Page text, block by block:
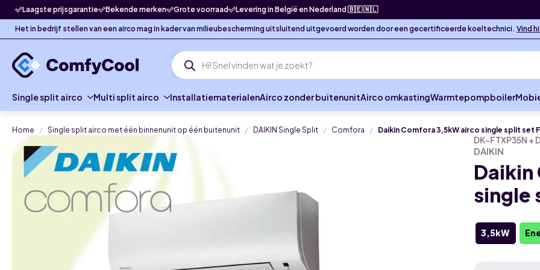
Laagste prijsgarantie Bekende merken Grote voorraad Levering in België en Nederland 🇧🇪 🇳🇱
Het in bedrijf stellen van een airco mag in kader van milieubescherming uitsluitend uitgevoerd worden door een gecertificeerde koeltechnici. Vind
Producten
zoeken
Single split airco Multi split airco InstallatiematerialenAirco zonder buitenunitAirco omkastingWarmtepompboiler
Home Single split airco met één binnenunit op één buitenunit DAIKIN Single Split Comfora Daikin Comfora 3,5kW airco single split set
DK-FTXP35N +
DAIKIN
Daikin
single
3,5kW